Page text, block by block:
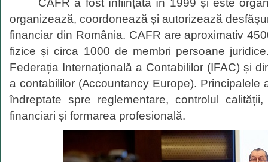
CAFR a fost înființată în 1999 și este
organizează, coordonează și autorizează
financiar din România. CAFR are aproximativ
fizice și circa 1000 de membri persoane
Federația Internațională a Contabililor (IFAC) și
a contabililor (Accountancy Europe). Principalele
îndreptate spre reglementare, controlul
financiari și formarea profesională.